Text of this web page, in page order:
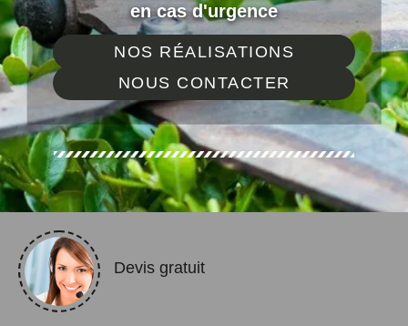
en cas d'urgence
NOS RÉALISATIONS
NOUS CONTACTER
Devis gratuit